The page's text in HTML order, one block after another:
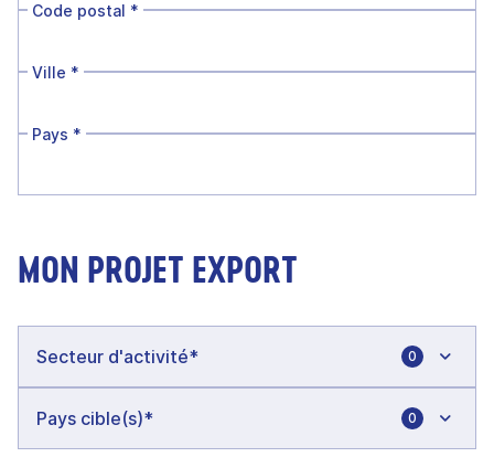
Code postal *
Ville *
Pays *
MON PROJET EXPORT
0
0